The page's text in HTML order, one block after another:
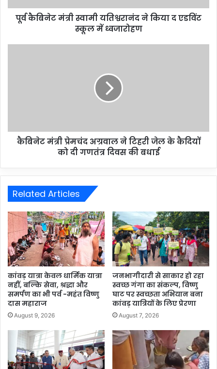
पूर्व कैबिनेट मंत्री स्वामी यतिश्वरानंद ने किया द एडविंट
स्कूल में ध्वजारोहण
कैबिनेट मंत्री प्रेमचंद अग्रवाल ने टिहरी जेल के कैदियों
को दी गणतंत्र दिवस की बधाई
Related Articles
कांवड़ यात्रा केवल धार्मिक यात्रा
नहीं, बल्कि सेवा, श्रद्धा और
समर्पण का भी पर्व -महंत विष्णु
दास महाराज
August 9, 2026
जनभागीदारी से साकार हो रहा
स्वच्छ गंगा का संकल्प, विष्णु
घाट पर स्वच्छता अभियान बना
कांवड़ यात्रियों के लिए प्रेरणा
August 7, 2026